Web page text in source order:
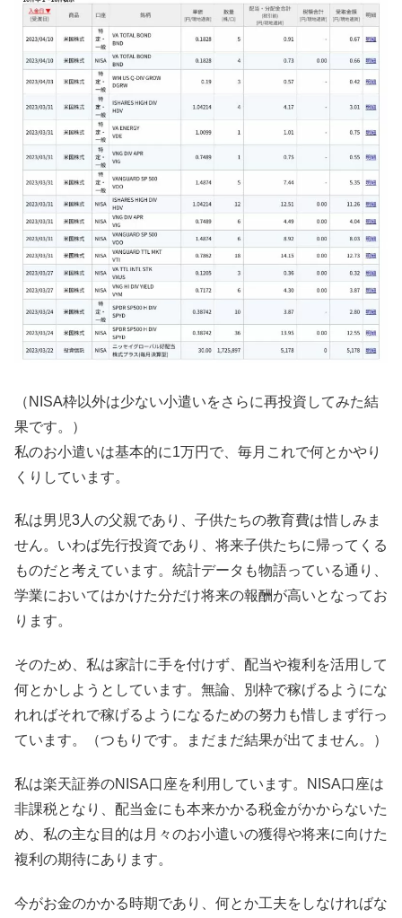
（NISA枠以外は少ない小遣いをさらに再投資してみた結
果です。）
私のお小遣いは基本的に1万円で、毎月これで何とかやり
くりしています。
私は男児3人の父親であり、子供たちの教育費は惜しみま
せん。いわば先行投資であり、将来子供たちに帰ってくる
ものだと考えています。統計データも物語っている通り、
学業においてはかけた分だけ将来の報酬が高いとなってお
ります。
そのため、私は家計に手を付けず、配当や複利を活用して
何とかしようとしています。無論、別枠で稼げるようにな
れればそれで稼げるようになるための努力も惜しまず行っ
ています。（つもりです。まだまだ結果が出てません。）
私は楽天証券のNISA口座を利用しています。NISA口座は
非課税となり、配当金にも本来かかる税金がかからないた
め、私の主な目的は月々のお小遣いの獲得や将来に向けた
複利の期待にあります。
今がお金のかかる時期であり、何とか工夫をしなければな